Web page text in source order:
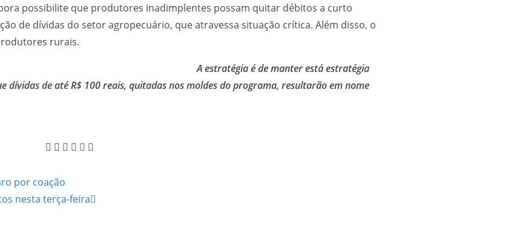
possibilite que produtores inadimplentes possam quitar débitos a curto
de dívidas do setor agropecuário, que atravessa situação crítica. Além disso, o
rurais.
R$ 100,00!A estratégia é de manter está estratégia
de até R$ 100 reais, quitadas nos moldes do programa, resultarão em nome
por coação
nesta terça-feira